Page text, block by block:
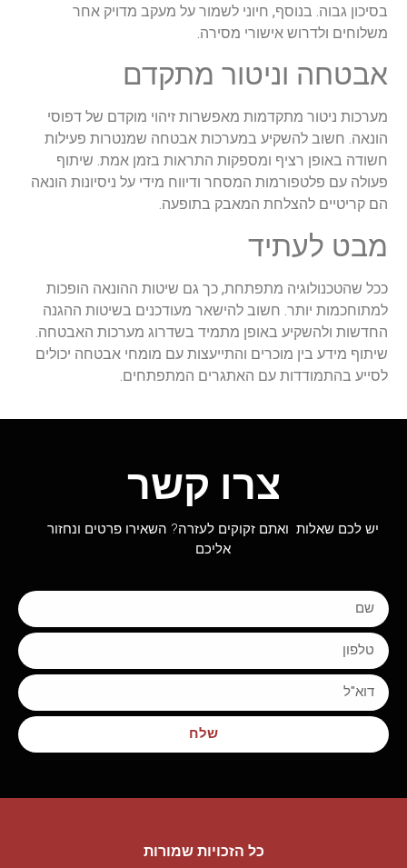
בסיכון גבוה. בנוסף, חיוני לשמור על מעקב מדויק אחר
משלוחים ולדרוש אישורי מסירה.
אבטחה וניטור מתקדם
מערכות ניטור מתקדמות מאפשרות זיהוי מוקדם של דפוסי
הונאה. חשוב להשקיע במערכות אבטחה שמנטרות פעילות
חשודה באופן רציף ומספקות התראות בזמן אמת. שיתוף
פעולה עם פלטפורמות המסחר ודיווח מידי על ניסיונות הונאה
הם קריטיים להצלחת המאבק בתופעה.
מבט לעתיד
ככל שהטכנולוגיה מתפתחת, כך גם שיטות ההונאה הופכות
למתוחכמות יותר. חשוב להישאר מעודכנים בשיטות ההגנה
החדשות ולהשקיע באופן מתמיד בשדרוג מערכות האבטחה.
שיתוף מידע בין מוכרים והתייעצות עם מומחי אבטחה יכולים
לסייע בהתמודדות עם האתגרים המתפתחים.
צרו קשר
יש לכם שאלות ואתם זקוקים לעזרה? השאירו פרטים ונחזור
אליכם
שלח
כל הזכויות שמורות